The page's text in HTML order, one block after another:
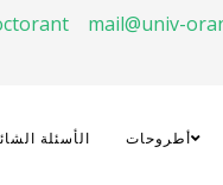
mail@univ-
أطروحات الأسئلة